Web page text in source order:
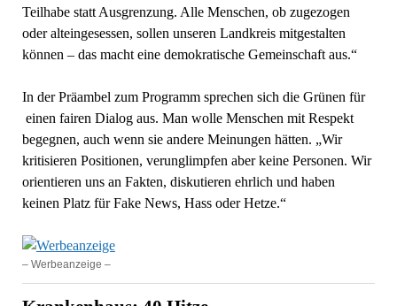
Teilhabe statt Ausgrenzung. Alle Menschen, ob zugezogen
oder alteingesessen, sollen unseren Landkreis mitgestalten
können – das macht eine demokratische Gemeinschaft aus.“
In der Präambel zum Programm sprechen sich die Grünen für
einen fairen Dialog aus. Man wolle Menschen mit Respekt
begegnen, auch wenn sie andere Meinungen hätten. „Wir
kritisieren Positionen, verunglimpfen aber keine Personen. Wir
orientieren uns an Fakten, diskutieren ehrlich und haben
keinen Platz für Fake News, Hass oder Hetze.“
– Werbeanzeige –